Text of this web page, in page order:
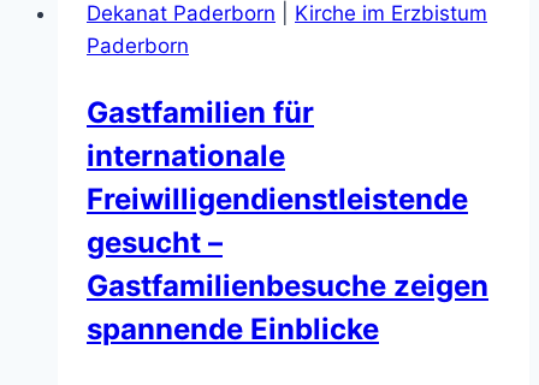
und
der
Gaukirche
Libori
Dekanat Paderborn
Kirche im Erzbistum
Paderborn
Gastfamilien für
internationale
Freiwilligendienstleistende
gesucht –
Gastfamilienbesuche zeigen
spannende Einblicke